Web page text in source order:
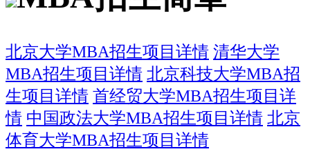
北京大学MBA招生项目详情 清华大学
MBA招生项目详情 北京科技大学MBA招
生项目详情 首经贸大学MBA招生项目详
情 中国政法大学MBA招生项目详情 北京
体育大学MBA招生项目详情